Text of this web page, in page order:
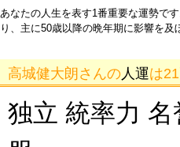
あなたの人生を表す1番重要な運勢で
り、主に50歳以降の晩年期に影響を及
高城健大朗さんの 人運は
独立 統率力